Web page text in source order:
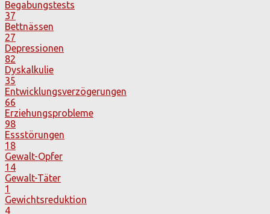
Begabungstests
37
Bettnässen
27
Depressionen
82
Dyskalkulie
35
Entwicklungsverzögerungen
66
Erziehungsprobleme
98
Essstörungen
18
Gewalt-Opfer
14
Gewalt-Täter
1
Gewichtsreduktion
4